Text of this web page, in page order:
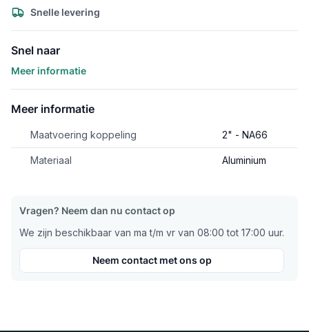
Snelle levering
Snel naar
Meer informatie
Meer informatie
Maatvoering koppeling 2" - NA66
Materiaal Aluminium
Vragen? Neem dan nu contact op
We zijn beschikbaar van ma t/m vr van 08:00 tot 17:00 uur.
Neem contact met ons op